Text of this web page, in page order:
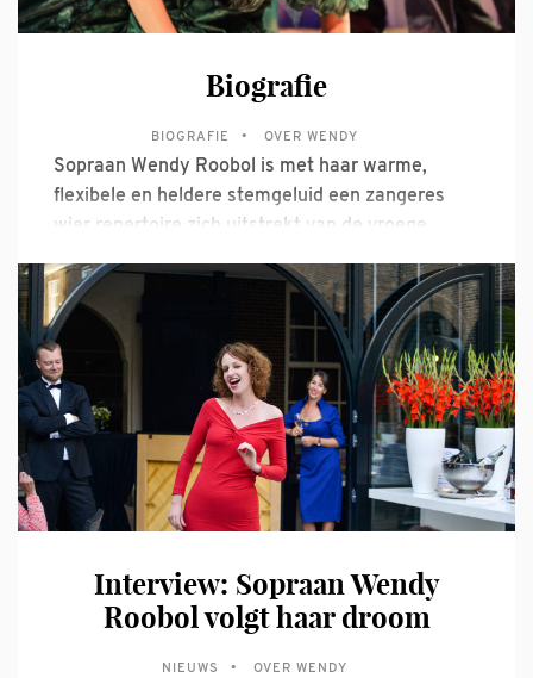
Biografie
BIOGRAFIE OVER WENDY
Sopraan Wendy Roobol is met haar warme,
flexibele en heldere stemgeluid een zangeres
wier repertoire zich uitstrekt van de vroege
veelzijdigheid laat zich eveneens zien in de vele
disciplines waarin ze zich beweegt. Tijdens haar
masterstudie aan de Dutch National Opera
Academy van het Koninklijk
Interview: Sopraan Wendy
Roobol volgt haar droom
NIEUWS OVER WENDY